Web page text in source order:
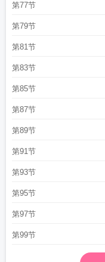
第77节
第79节
第81节
第83节
第85节
第87节
第89节
第91节
第93节
第95节
第97节
第99节